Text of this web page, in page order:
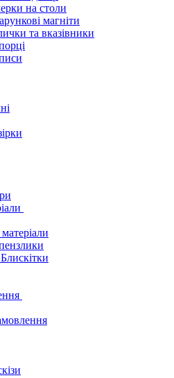
на столи
магніти
та вказівники